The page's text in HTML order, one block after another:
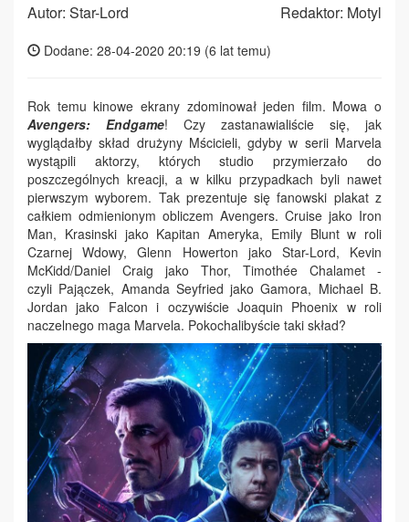
Autor: Star-Lord Redaktor: Motyl
Dodane: 28-04-2020 20:19 (6 lat temu)
Rok temu kinowe ekrany zdominował jeden film. Mowa o
Avengers: Endgame! Czy zastanawialiście się, jak
wyglądałby skład drużyny Mścicieli, gdyby w serii Marvela
wystąpili aktorzy, których studio przymierzało do
poszczególnych kreacji, a w kilku przypadkach byli nawet
pierwszym wyborem. Tak prezentuje się fanowski plakat z
całkiem odmienionym obliczem Avengers. Cruise jako Iron
Man, Krasinski jako Kapitan Ameryka, Emily Blunt w roli
Czarnej Wdowy, Glenn Howerton jako Star-Lord, Kevin
McKidd/Daniel Craig jako Thor, Timothée Chalamet -
czyli Pajączek, Amanda Seyfried jako Gamora, Michael B.
Jordan jako Falcon i oczywiście Joaquin Phoenix w roli
naczelnego maga Marvela. Pokochalibyście taki skład?